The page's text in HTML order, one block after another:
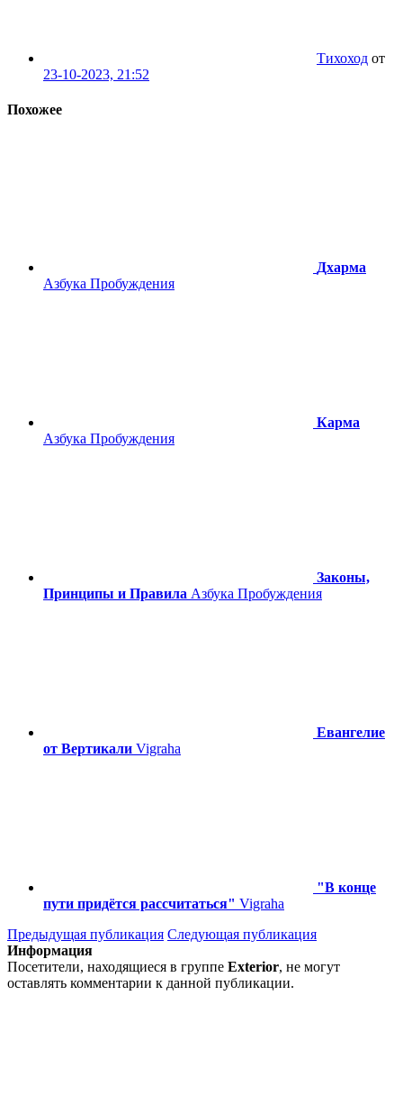
Тихоход от
23-10-2023, 21:52
Похожее
Дхарма
Азбука Пробуждения
Карма
Азбука Пробуждения
Законы,
Принципы и Правила Азбука Пробуждения
Евангелие
от Вертикали Vigraha
"В конце
пути придётся рассчитаться" Vigraha
Предыдущая публикация Следующая публикация
Информация
Посетители, находящиеся в группе Exterior, не могут
оставлять комментарии к данной публикации.